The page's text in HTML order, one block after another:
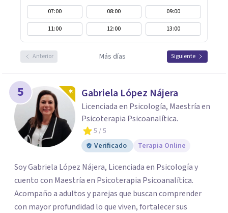
07:00 08:00
09:00
11:00
12:00 13:00
Anterior Más días Siguiente
5 Gabriela López Nájera
Licenciada en Psicología, Maestría en
Psicoterapia Psicoanalítica.
5 / 5
Verificado
Terapia Online
Soy Gabriela López Nájera, Licenciada en Psicología y
cuento con Maestría en Psicoterapia Psicoanalítica.
Acompaño a adultos y parejas que buscan comprender
con mayor profundidad lo que viven, fortalecer sus